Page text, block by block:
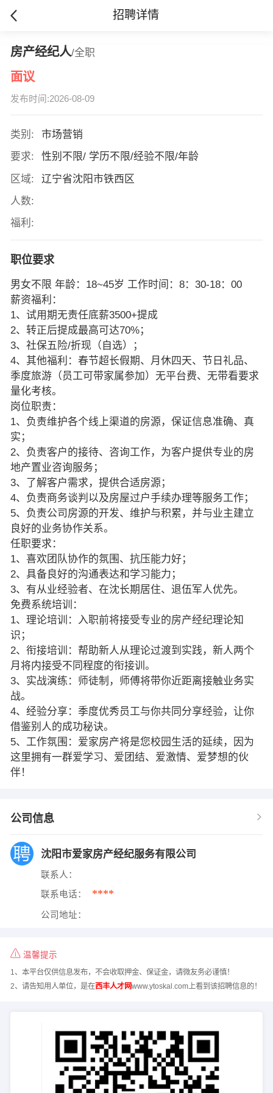
招聘详情
房产经纪人/全职
面议
发布时间:2026-08-09
类别:
市场营销
要求:
性别不限/ 学历不限/经验不限/年龄
区域:
辽宁省沈阳市铁西区
人数:
福利:
职位要求
男女不限 年龄：18~45岁 工作时间：8：30-18：00
薪资福利：
1、试用期无责任底薪3500+提成
2、转正后提成最高可达70%；
3、社保五险/折现（自选）；
4、其他福利：春节超长假期、月休四天、节日礼品、
季度旅游（员工可带家属参加）无平台费、无带看要求
量化考核。
岗位职责：
1、负责维护各个线上渠道的房源，保证信息准确、真
实；
2、负责客户的接待、咨询工作，为客户提供专业的房
地产置业咨询服务；
3、了解客户需求，提供合适房源；
4、负责商务谈判以及房屋过户手续办理等服务工作；
5、负责公司房源的开发、维护与积累，并与业主建立
良好的业务协作关系。
任职要求：
1、喜欢团队协作的氛围、抗压能力好；
2、具备良好的沟通表达和学习能力；
3、有从业经验者、在沈长期居住、退伍军人优先。
免费系统培训：
1、理论培训：入职前将接受专业的房产经纪理论知
识；
2、衔接培训：帮助新人从理论过渡到实践，新人两个
月将内接受不同程度的衔接训。
3、实战演练：师徒制，师傅将带你近距离接触业务实
战。
4、经验分享：季度优秀员工与你共同分享经验，让你
借鉴别人的成功秘诀。
5、工作氛围：爱家房产将是您校园生活的延续，因为
这里拥有一群爱学习、爱团结、爱激情、爱梦想的伙
伴！
公司信息
沈阳市爱家房产经纪服务有限公司
联系人：
联系电话： ****
公司地址：
温馨提示
1、本平台仅供信息发布，不会收取押金、保证金，请微友务必谨慎！
2、请告知用人单位，是在西丰人才网www.ytoskal.com上看到该招聘信息的！